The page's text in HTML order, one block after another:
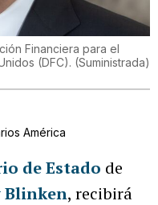
Financiera para el
(DFC). (Suministrada)
América
de Estado de
, recibirá